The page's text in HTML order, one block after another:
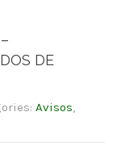
DE
Avisos